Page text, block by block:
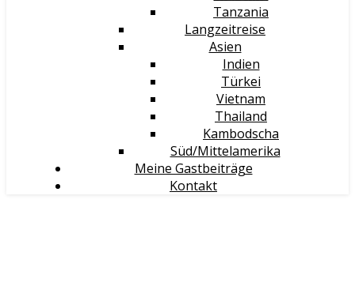
Tanzania
Langzeitreise
Asien
Indien
Türkei
Vietnam
Thailand
Kambodscha
Süd/Mittelamerika
Meine Gastbeiträge
Kontakt